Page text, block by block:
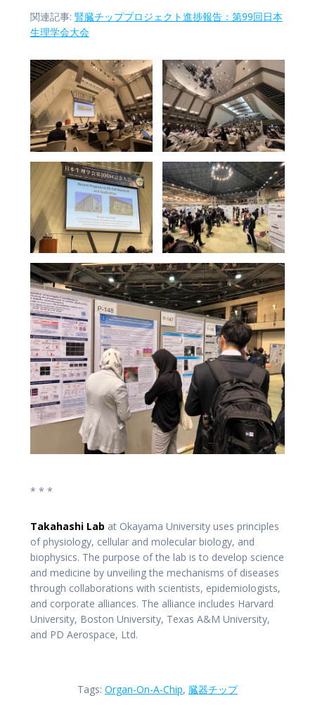
関連記事: 腎臓チッププロジェクト進捗報告：第99回日本
生理学会大会
* * *
Takahashi Lab at Okayama University uses principles
of physiology, cellular and molecular biology, and
biophysics. The purpose of the lab is to develop science
and medicine by unveiling the mechanisms of diseases
through collaborations with scientists, epidemiologists,
and corporate alliances. The alliance includes Harvard
University, Boston University, Texas A&M University,
and PD Aerospace, Ltd.
Tags: Organ-On-A-Chip, 臓器チップ